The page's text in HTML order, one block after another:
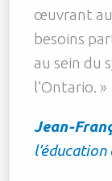
œuvrant
besoins
au sein du
l’Ontario. »
Jean-
l’éducation